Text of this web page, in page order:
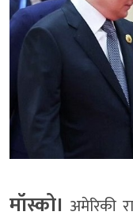
मॉस्को। अमेरिकी